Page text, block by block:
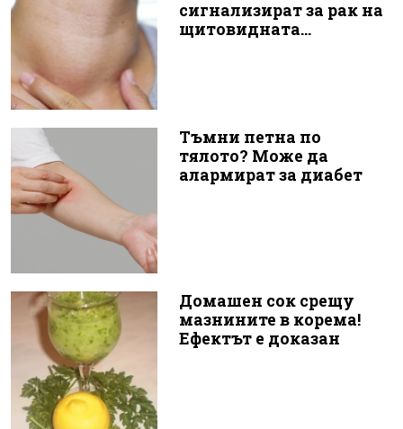
сигнализират за рак на
щитовидната...
Тъмни петна по
тялото? Може да
алармират за диабет
Домашен сок срещу
мазнините в корема!
Ефектът е доказан